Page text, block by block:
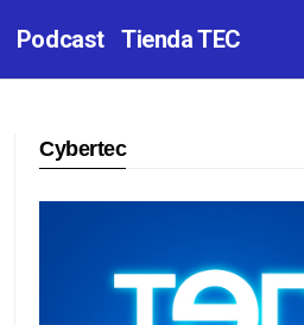
Podcast Tienda TEC
Cybertec